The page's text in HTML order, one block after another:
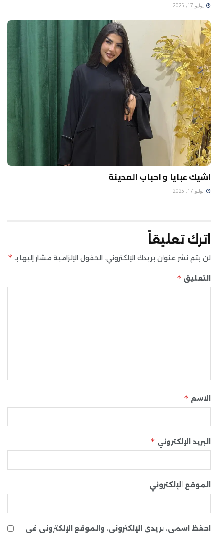
يوليو 17, 2026
اشيك عبايا و احباب المدينة
يوليو 17, 2026
اترك تعليقاً
لن يتم نشر عنوان بريدك الإلكتروني. الحقول الإلزامية مشار إليها بـ *
التعليق *
الاسم *
البريد الإلكتروني *
الموقع الإلكتروني
احفظ اسمي، بريدي الإلكتروني، والموقع الإلكتروني في